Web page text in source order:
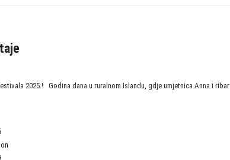
2025.! Godina dana u ruralnom Islandu, gdje umjetnica Anna i ribar